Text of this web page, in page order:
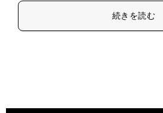
続きを読む